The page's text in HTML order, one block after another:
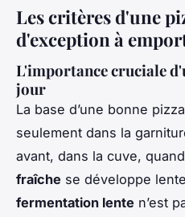
Les critères d'une
d'exception à
L'importance cruciale
jour
La base d’une bonne
seulement dans la
avant, dans la cuve,
fraîche se développe
fermentation lente n’est